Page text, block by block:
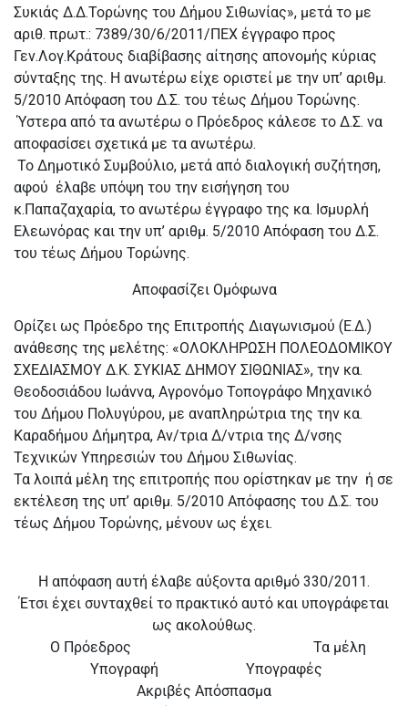
Συκιάς Δ.Δ.Τορώνης του Δήμου Σιθωνίας», μετά το με
αριθ. πρωτ.: 7389/30/6/2011/ΠΕΧ έγγραφο προς
Γεν.Λογ.Κράτους διαβίβασης αίτησης απονομής κύριας
σύνταξης της. Η ανωτέρω είχε οριστεί με την υπ’ αριθμ.
5/2010 Απόφαση του Δ.Σ. του τέως Δήμου Τορώνης.
Ύστερα από τα ανωτέρω ο Πρόεδρος κάλεσε το Δ.Σ. να
αποφασίσει σχετικά με τα ανωτέρω.
Το Δημοτικό Συμβούλιο, μετά από διαλογική συζήτηση,
αφού έλαβε υπόψη του την εισήγηση του
κ.Παπαζαχαρία, το ανωτέρω έγγραφο της κα. Ισμυρλή
Ελεωνόρας και την υπ’ αριθμ. 5/2010 Απόφαση του Δ.Σ.
του τέως Δήμου Τορώνης.
Αποφασίζει Ομόφωνα
Ορίζει ως Πρόεδρο της Επιτροπής Διαγωνισμού (Ε.Δ.)
ανάθεσης της μελέτης: «ΟΛΟΚΛΗΡΩΣΗ ΠΟΛΕΟΔΟΜΙΚΟΥ
ΣΧΕΔΙΑΣΜΟΥ Δ.Κ. ΣΥΚΙΑΣ ΔΗΜΟΥ ΣΙΘΩΝΙΑΣ», την κα.
Θεοδοσιάδου Ιωάννα, Αγρονόμο Τοπογράφο Μηχανικό
του Δήμου Πολυγύρου, με αναπληρώτρια της την κα.
Καραδήμου Δήμητρα, Αν/τρια Δ/ντρια της Δ/νσης
Τεχνικών Υπηρεσιών του Δήμου Σιθωνίας.
Τα λοιπά μέλη της επιτροπής που ορίστηκαν με την ή σε
εκτέλεση της υπ’ αριθμ. 5/2010 Απόφασης του Δ.Σ. του
τέως Δήμου Τορώνης, μένουν ως έχει.
Η απόφαση αυτή έλαβε αύξοντα αριθμό 330/2011.
Έτσι έχει συνταχθεί το πρακτικό αυτό και υπογράφεται
ως ακολούθως.
Ο Πρόεδρος Τα μέλη
Υπογραφή Υπογραφές
Ακριβές Απόσπασμα